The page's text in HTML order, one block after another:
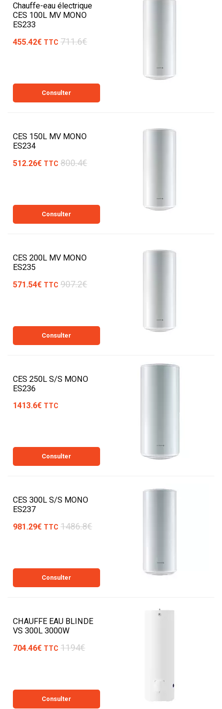
Chauffe-eau électrique
CES 100L MV MONO
ES233
455.42€ TTC 711.6€
Consulter
CES 150L MV MONO
ES234
512.26€ TTC 800.4€
Consulter
CES 200L MV MONO
ES235
571.54€ TTC 907.2€
Consulter
CES 250L S/S MONO
ES236
1413.6€ TTC
Consulter
CES 300L S/S MONO
ES237
981.29€ TTC 1486.8€
Consulter
CHAUFFE EAU BLINDE
VS 300L 3000W
704.46€ TTC 1194€
Consulter